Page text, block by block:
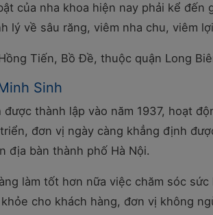
của nha khoa hiện nay phải kể đến
lý về sâu răng, viêm nha chu, viêm
Tiến, Bồ Đề, thuộc quận Long
Sinh
thành lập vào năm 1937, hoạt
đơn vị ngày càng khẳng định
địa bàn thành phố Hà Nội.
làm tốt hơn nữa việc chăm sóc
cho khách hàng, đơn vị không